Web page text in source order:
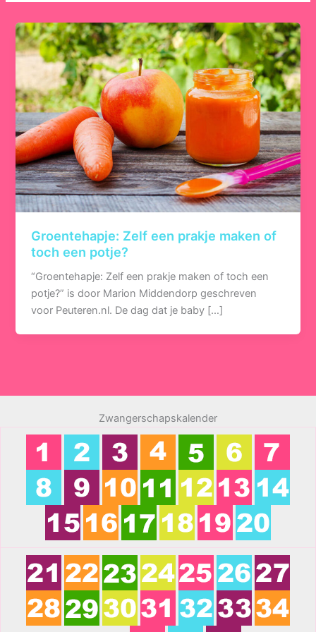
Groentehapje: Zelf een prakje maken of
toch een potje?
“Groentehapje: Zelf een prakje maken of toch een
potje?” is door Marion Middendorp geschreven
voor Peuteren.nl. De dag dat je baby […]
Zwangerschapskalender